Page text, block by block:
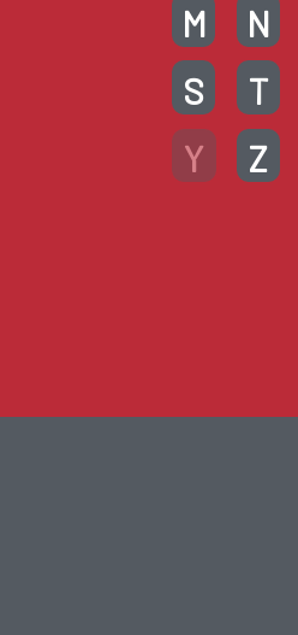
M
N
S
T
Y
Z